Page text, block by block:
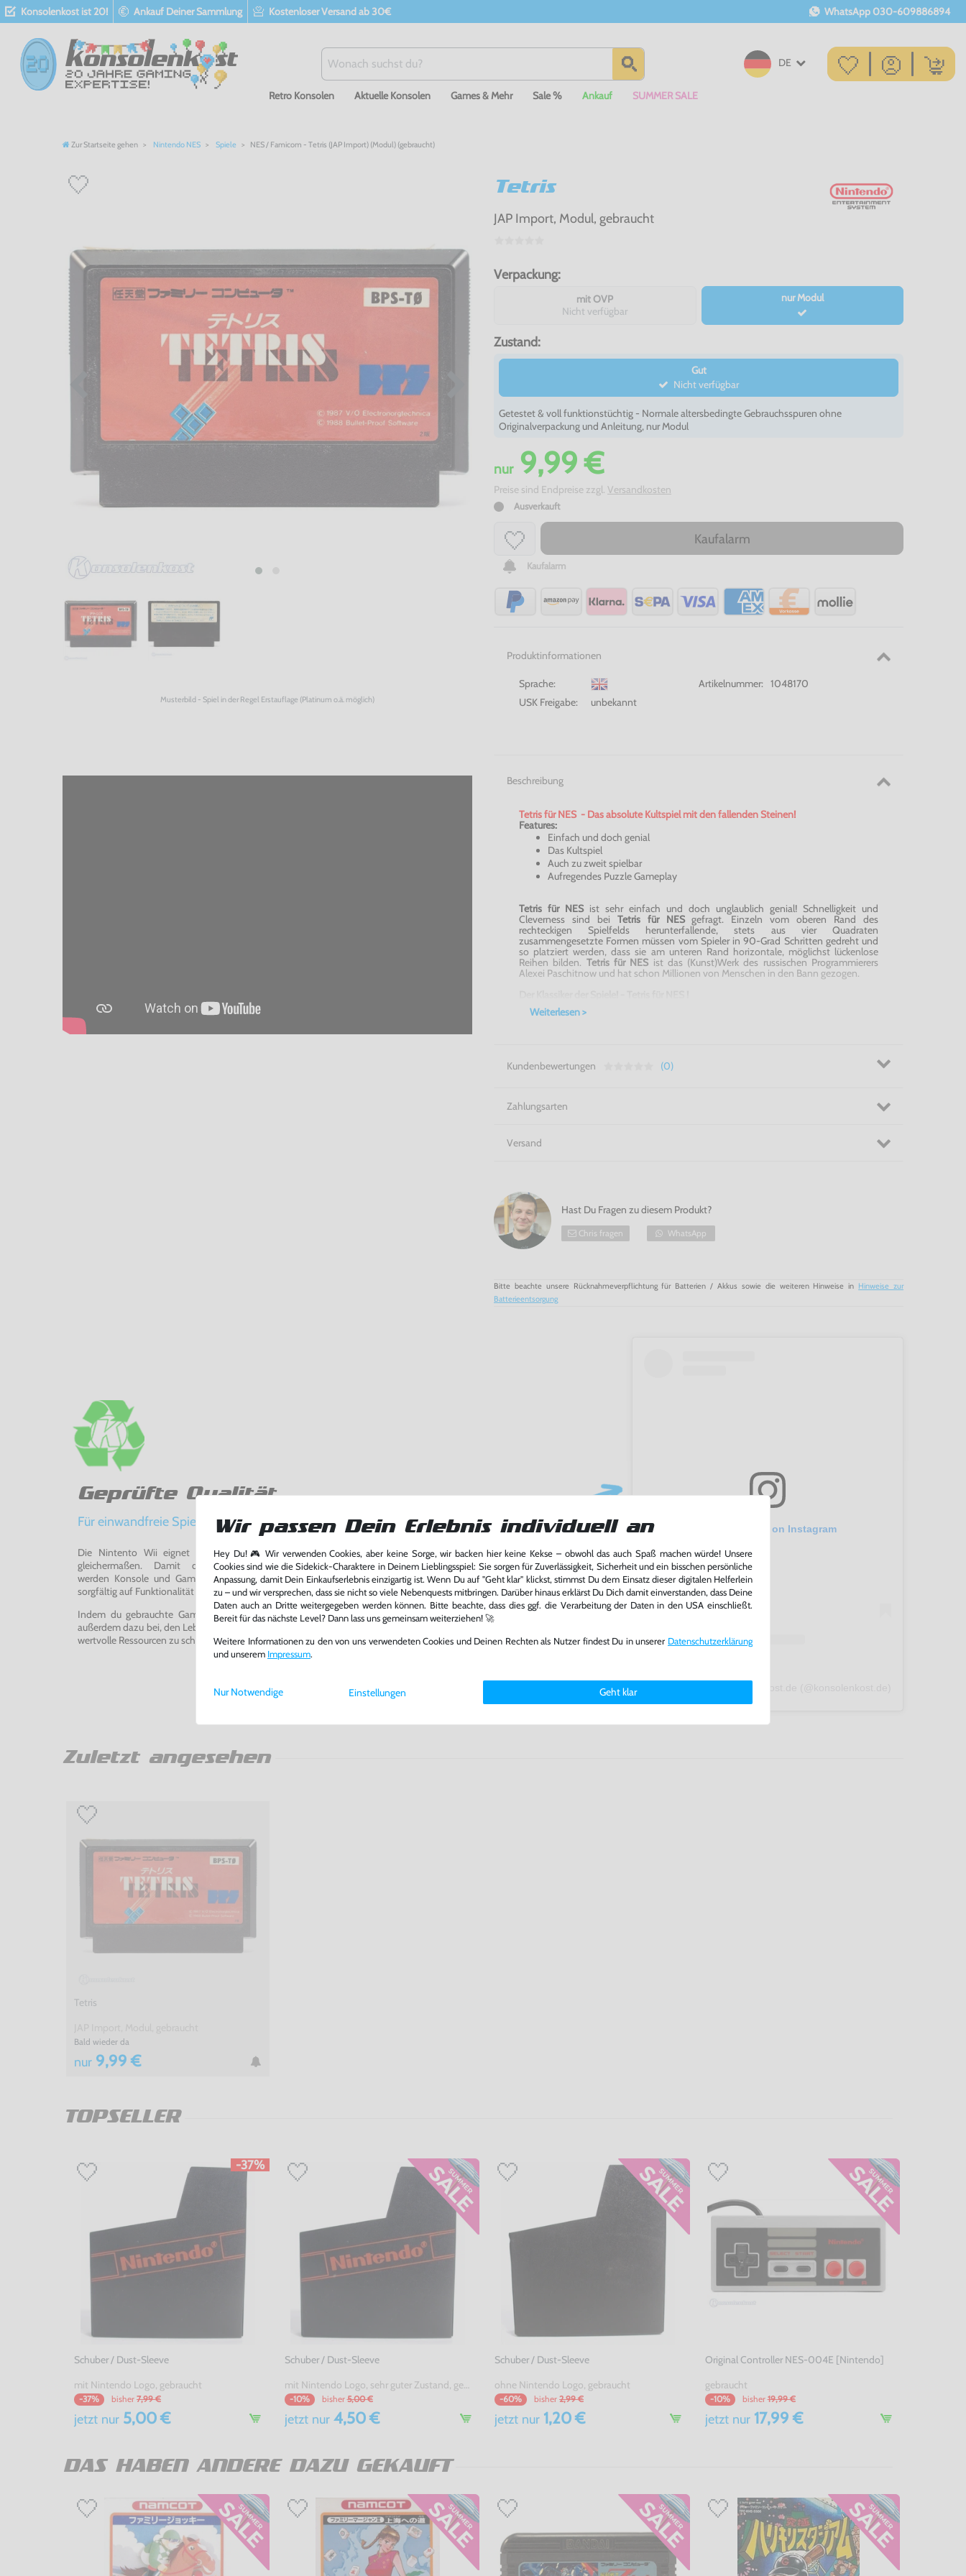
Konsolenkost ist 20! Ankauf Deiner Sammlung Kostenloser Versand ab 30€ WhatsApp 030-609886894
DE
Retro Konsolen Aktuelle Konsolen Games & Mehr Sale % Ankauf SUMMER SALE
Zur Startseite gehen Nintendo NES Spiele NES / Famicom - Tetris (JAP Import) (Modul) (gebraucht)
Musterbild - Spiel in der Regel Erstauflage (Platinum o.ä. möglich)
Tetris
JAP Import, Modul, gebraucht
Verpackung:
mit OVP
Nicht verfügbar
nur Modul
Zustand:
Gut
Nicht verfügbar
Getestet & voll funktionstüchtig - Normale altersbedingte Gebrauchsspuren ohne
Originalverpackung und Anleitung, nur Modul
nur9,99 €
Preise sind Endpreise zzgl. Versandkosten
Ausverkauft
Kaufalarm
Kaufalarm
Produktinformationen
Sprache: Artikelnummer:
1048170
USK Freigabe:
unbekannt
Beschreibung
Tetris fürNES - Das absolute Kultspiel mit den fallenden Steinen!
Features:
Einfach und doch genial
Das Kultspiel
Auch zu zweit spielbar
Aufregendes Puzzle Gameplay
Tetris für NES ist sehr einfach und doch unglaublich genial! Schnelligkeit und
Cleverness sind bei Tetris für NESgefragt. Einzeln vom oberen Rand des
rechteckigen Spielfelds herunterfallende, stets aus vier Quadraten
zusammengesetzte Formen müssen vom Spieler in 90-Grad Schritten gedreht und
so platziert werden, dass sie am unteren Rand horizontale, möglichst lückenlose
Reihen bilden. Tetris für NES ist das (Kunst)Werk des russischen Programmierers
Alexei Paschitnow und hat schon Millionen von Menschen in den Bann gezogen.
Weiterlesen >
Kundenbewertungen (0)
Zahlungsarten
Versand
Hast Du Fragen zu diesem Produkt?
Chris fragen WhatsApp
Bitte beachte unsere Rücknahmeverpflichtung für Batterien / Akkus sowie die weiteren Hinweise in Hinweise zur
Batterieentsorgung
Geprüfte Qualität
Für einwandfreie Spielerlebnisse
Die Nintento Wii eignet sich perfekt für Retro-Gaming-Fans und neue Entdecker
gleichermaßen. Damit du ein einwandfreies Spielerlebnis genießen kannst,
werden Konsole und Game in unserer Reparatur-Werkstatt von unseren Fachkräften
sorgfältig auf Funktionalität getestet, gereinigt und bei Bedarf repariert.
Indem du gebrauchte Games und Konsolen bei uns kaufst oder verkaufst, trägst du
außerdem dazu bei, den Lebenszyklus von Konsolen und Games zu verlängern und damit
wertvolle Ressourcen zu schonen und Abfall zu vermeiden.
View this post on Instagram
Zuletzt angesehen
Tetris
Bald wieder da
nur 9,99 €
TOPSELLER
-37%
Schuber / Dust-Sleeve
mit Nintendo Logo, gebraucht
-37% bisher 7,99 €
jetzt nur 5,00 €
Schuber / Dust-Sleeve
mit Nintendo Logo, sehr guter Zustand, gebraucht
-10% bisher 5,00 €
jetzt nur4,50 €
Schuber / Dust-Sleeve
ohne Nintendo Logo, gebraucht
-60% bisher 2,99 €
jetzt nur 1,20 €
Original Controller NES-004E [Nintendo]
gebraucht
-10% bisher 19,99 €
jetzt nur17,99 €
DAS HABEN ANDERE DAZU GEKAUFT
Wir passen Dein Erlebnis individuell an
Hey Du! 🎮 Wir verwenden Cookies, aber keine Sorge, wir backen hier keine Kekse – obwohl das auch Spaß machen würde! Unsere
Cookies sind wie die Sidekick-Charaktere in Deinem Lieblingsspiel: Sie sorgen für Zuverlässigkeit, Sicherheit und ein bisschen persönliche
Anpassung, damit Dein Einkaufserlebnis einzigartig ist. Wenn Du auf "Geht klar" klickst, stimmst Du dem Einsatz dieser digitalen Helferlein
zu – und wir versprechen, dass sie nicht so viele Nebenquests mitbringen. Darüber hinaus erklärst Du Dich damit einverstanden, dass Deine
Daten auch an Dritte weitergegeben werden können. Bitte beachte, dass dies ggf. die Verarbeitung der Daten in den USA einschließt.
Bereit für das nächste Level? Dann lass uns gemeinsam weiterziehen! 🚀
Weitere Informationen zu den von uns verwendeten Cookies und Deinen Rechten als Nutzer findest Du in unserer Daten­schutz­erklärung
und unserem Impressum.
Einstellungen Geht klar
Nur Notwendige